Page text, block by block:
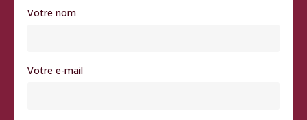
Votre nom
Votre e-mail